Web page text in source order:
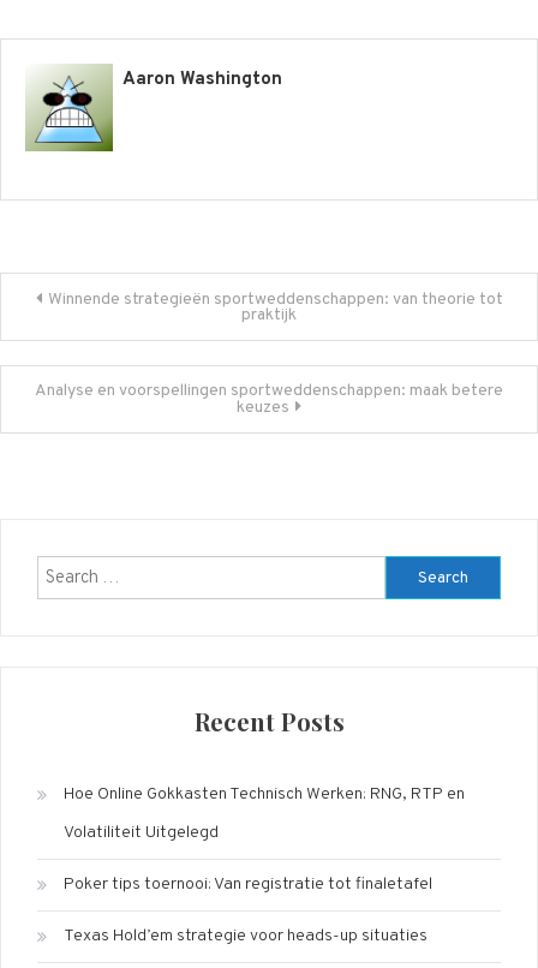
Aaron Washington
Post
navigation
Winnende strategieën sportweddenschappen: van theorie tot
praktijk
Analyse en voorspellingen sportweddenschappen: maak betere
keuzes
Search
for:
Recent Posts
Hoe Online Gokkasten Technisch Werken: RNG, RTP en
Volatiliteit Uitgelegd
Poker tips toernooi: Van registratie tot finaletafel
Texas Hold’em strategie voor heads-up situaties